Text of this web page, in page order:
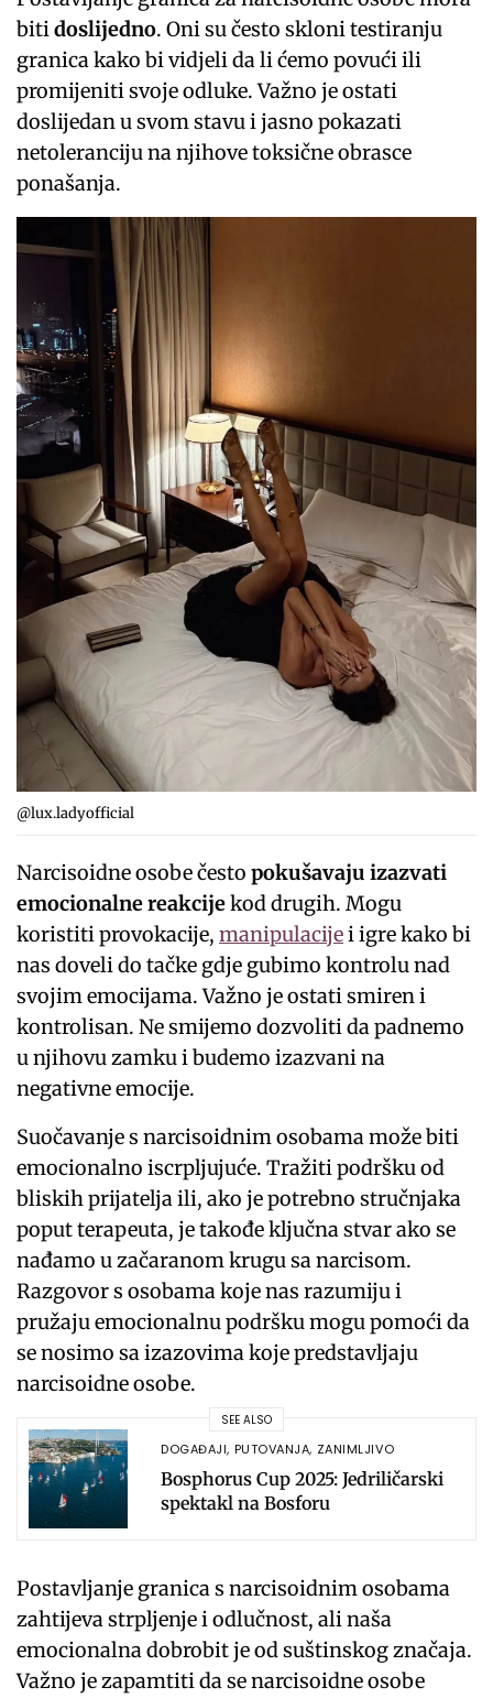
bitidoslijedno. Oni su često skloni testiranju
granica kako bi vidjeli da li ćemo povući ili
promijeniti svoje odluke. Važno je ostati
doslijedan u svom stavu i jasno pokazati
netoleranciju na njihove toksične obrasce
ponašanja.
@lux.ladyofficial
Narcisoidne osobe čestopokušavaju izazvati
emocionalne reakcijekod drugih. Mogu
koristiti provokacije,manipulacijei igre kako bi
nas doveli do tačke gdje gubimo kontrolu nad
svojim emocijama. Važno je ostati smiren i
kontrolisan. Ne smijemo dozvoliti da padnemo
u njihovu zamku i budemo izazvani na
negativne emocije.
Suočavanje s narcisoidnim osobama može biti
emocionalno iscrpljujuće. Tražiti podršku od
bliskih prijatelja ili, ako je potrebno stručnjaka
poput terapeuta, je takođe ključna stvar ako se
nađamo u začaranom krugu sa narcisom.
Razgovor s osobama koje nas razumiju i
pružaju emocionalnu podršku mogu pomoći da
se nosimo sa izazovima koje predstavljaju
narcisoidne osobe.
SEE ALSO
DOGAĐAJI, PUTOVANJA, ZANIMLJIVO
Bosphorus Cup 2025: Jedriličarski
spektakl na Bosforu
Postavljanje granica s narcisoidnim osobama
zahtijeva strpljenje i odlučnost, ali naša
emocionalna dobrobit je od suštinskog značaja.
Važno je zapamtiti da se narcisoidne osobe